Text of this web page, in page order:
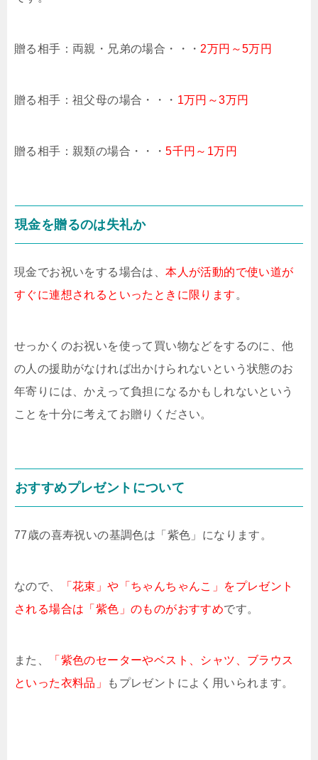
贈る相手：両親・兄弟の場合・・・ 2万円～5万円
贈る相手：祖父母の場合・・・ 1万円～3万円
贈る相手：親類の場合・・・5千円～1万円
現金を贈るのは失礼か
現金でお祝いをする場合は、本人が活動的で使い道が
すぐに連想されるといったときに限ります 。
せっかくのお祝いを使って買い物などをするのに、他
の人の援助がなければ出かけられないという状態のお
年寄りには、かえって負担になるかもしれないという
ことを十分に考えてお贈りください。
おすすめプレゼントについて
77歳の喜寿祝いの基調色は「紫色」になります。
なので、
「花束」や「ちゃんちゃんこ」をプレゼント
される場合は「紫色」のものがおすすめです。
また、
「紫色のセーターやベスト、シャツ、ブラウス
といった衣料品」
もプレゼントによく用いられます。